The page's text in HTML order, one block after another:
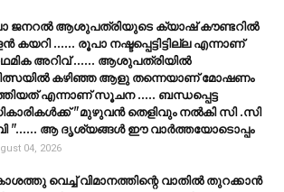
ജനറൽ ആശുപത്രിയുടെ ക്യാഷ് കൗണ്ടറിൽ
കയറി ...... രൂപാ നഷ്ടപ്പെട്ടിട്ടില്ല എന്നാണ്
അറിവ് ...... ആശുപത്രിയിൽ
കഴിഞ്ഞ ആളു തന്നെയാണ് മോഷണം
എന്നാണ് സൂചന ..... ബന്ധപ്പെട്ട
"മുഴുവൻ തെളിവും നൽകി സി .സി
"...... ആ ദൃശ്യങ്ങൾ ഈ വാർത്തയോടൊപ്പം
04, 2026
വെച്ച് വിമാനത്തിന്റെ വാതില്‍ തുറക്കാന്‍